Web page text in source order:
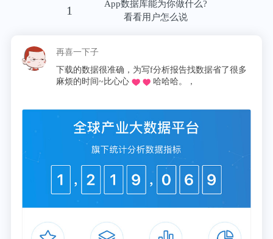
1
App数据库能为你做什么?
看看用户怎么说
再喜一下子
下载的数据很准确，为写f分析报告找数据省了很多
麻烦的时间~比心心
哈哈哈。，